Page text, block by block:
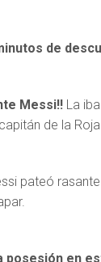
de
Messi!!La iba
de la
pateó
posesión en